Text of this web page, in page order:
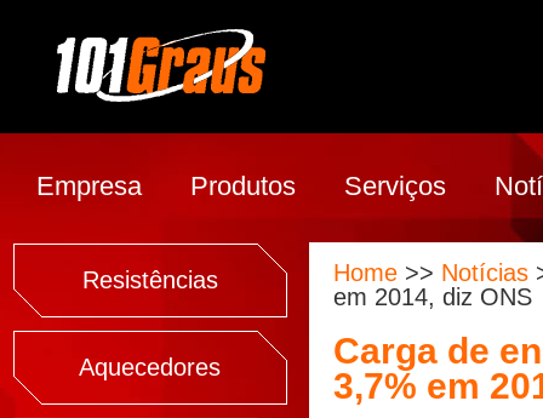
Empresa Produtos Serviços
Resistências
Aquecedores
Home >> Notícias
em 2014, diz ONS
Carga de
3,7% em